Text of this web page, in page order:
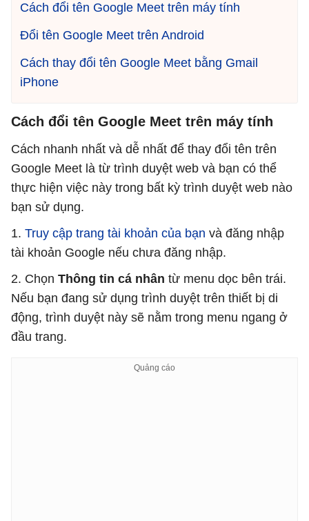
Cách đổi tên Google Meet trên máy tính
Đổi tên Google Meet trên Android
Cách thay đổi tên Google Meet bằng Gmail
iPhone
Cách đổi tên Google Meet trên máy tính
Cách nhanh nhất và dễ nhất để thay đổi tên trên
Google Meet là từ trình duyệt web và bạn có thể
thực hiện việc này trong bất kỳ trình duyệt web nào
bạn sử dụng.
1. Truy cập trang tài khoản của bạn và đăng nhập
tài khoản Google nếu chưa đăng nhập.
2. Chọn Thông tin cá nhân từ menu dọc bên trái.
Nếu bạn đang sử dụng trình duyệt trên thiết bị di
động, trình duyệt này sẽ nằm trong menu ngang ở
đầu trang.